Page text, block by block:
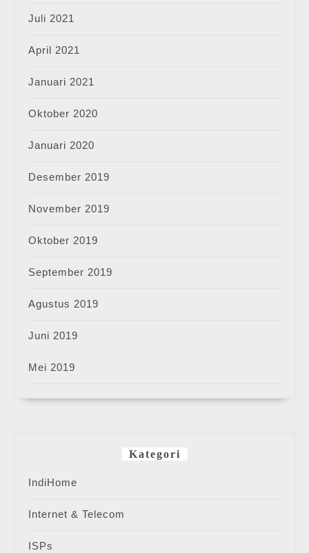
Juli 2021
April 2021
Januari 2021
Oktober 2020
Januari 2020
Desember 2019
November 2019
Oktober 2019
September 2019
Agustus 2019
Juni 2019
Mei 2019
Kategori
IndiHome
Internet & Telecom
ISPs